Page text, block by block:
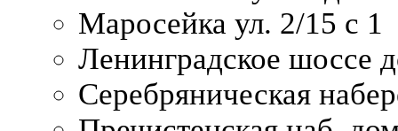
Маросейка ул. 2/15 с 1
Ленинградское шоссе
Серебряническая